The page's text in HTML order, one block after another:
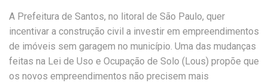
A Prefeitura de Santos, no litoral de São Paulo, quer
incentivar a construção civil a investir em empreendimentos
de imóveis sem garagem no município. Uma das mudanças
feitas na Lei de Uso e Ocupação de Solo (Lous) propõe que
os novos empreendimentos não precisem mais